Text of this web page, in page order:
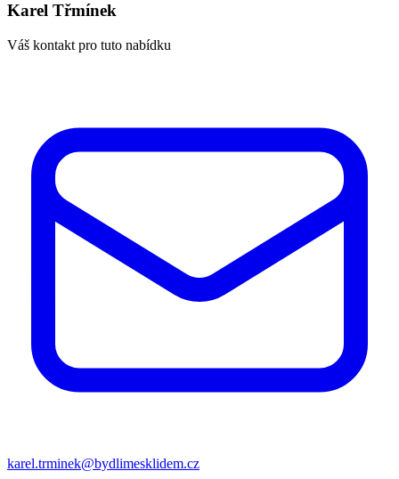
Karel Třmínek
Váš kontakt pro tuto nabídku
karel.trminek@bydlimesklidem.cz